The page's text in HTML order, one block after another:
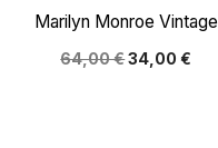
Marilyn Monroe Vintage
64,00 €34,00 €